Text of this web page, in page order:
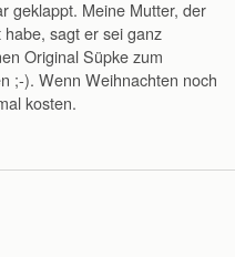
geklappt. Meine Mutter, der
sagt er sei ganz
Original Süpke zum
;-). Wenn Weihnachten noch
kosten.